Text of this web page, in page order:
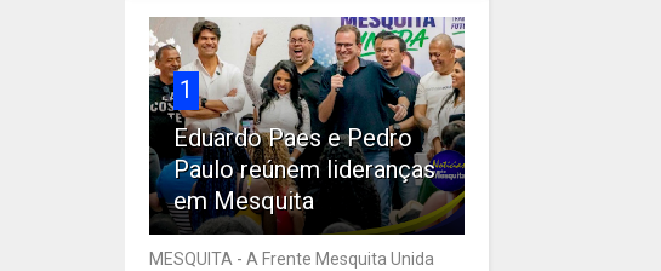
1
Eduardo Paes e Pedro
Paulo reúnem lideranças
em Mesquita
MESQUITA - A Frente Mesquita Unida